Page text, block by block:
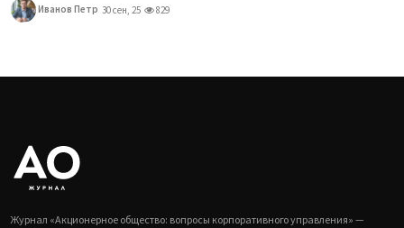
Иванов Петр 30 сен, 25 829
Журнал «Акционерное общество: вопросы корпоративного управления» —